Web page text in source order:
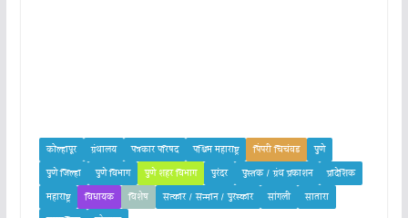
कोल्हापूर ग्रंथालय पत्रकार परिषद पश्चिम महाराष्ट्र पिंपरी चिचंवड
पुणे
पुणे जिल्हा
पुणे विभाग पुणे शहर विभाग पुरंदर पुस्तक / ग्रंथ प्रकाशन
प्रादेशिक
महाराष्ट्र
विधायक विशेष सत्कार / सन्मान / पुरस्कार सांगली
सातारा